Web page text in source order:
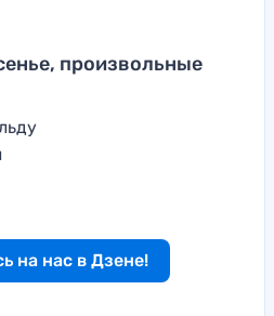
произвольные
на нас в Дзене!